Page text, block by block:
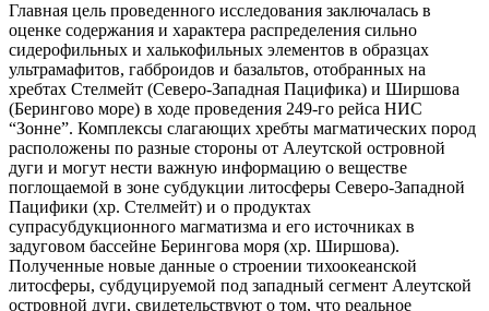
Главная цель проведенного исследования заключалась в
оценке содержания и характера распределения сильно
сидерофильных и халькофильных элементов в образцах
ультрамафитов, габброидов и базальтов, отобранных на
хребтах Стелмейт (Северо-Западная Пацифика) и Ширшова
(Берингово море) в ходе проведения 249-го рейса НИС
“Зонне”. Комплексы слагающих хребты магматических пород
расположены по разные стороны от Алеутской островной
дуги и могут нести важную информацию о веществе
поглощаемой в зоне субдукции литосферы Северо-Западной
Пацифики (хр. Стелмейт) и о продуктах
супрасубдукционного магматизма и его источниках в
задуговом бассейне Берингова моря (хр. Ширшова).
Полученные новые данные о строении тихоокеанской
литосферы, субдуцируемой под западный сегмент Алеутской
островной дуги, свидетельствуют о том, что реальное